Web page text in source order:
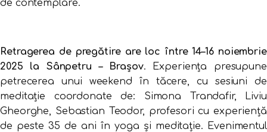
de contemplare.
Retragerea de pregătire are loc între 14–16 noiembrie
2025 la Sânpetru – Brașov. Experiența presupune
petrecerea unui weekend în tăcere, cu sesiuni de
meditație coordonate de: Simona Trandafir, Liviu
Gheorghe, Sebastian Teodor, profesori cu experiență
de peste 35 de ani în yoga și meditație. Evenimentul